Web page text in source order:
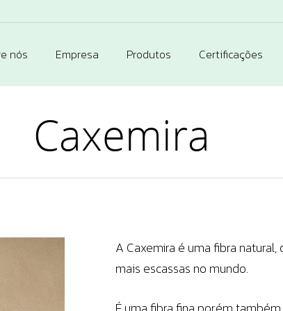
nós Empresa Produtos Certificações
Caxemira
A Caxemira é uma fibra
mais escassas no mundo.